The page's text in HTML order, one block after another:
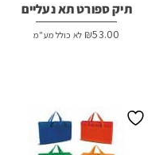
תיק ספורט תא נעליים
₪53.00 לא כולל מע"מ